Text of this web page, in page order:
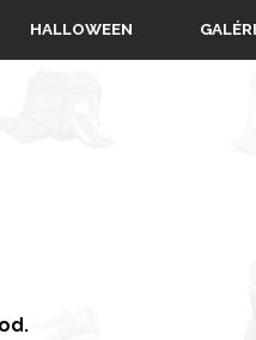
HALLOWEEN ▼